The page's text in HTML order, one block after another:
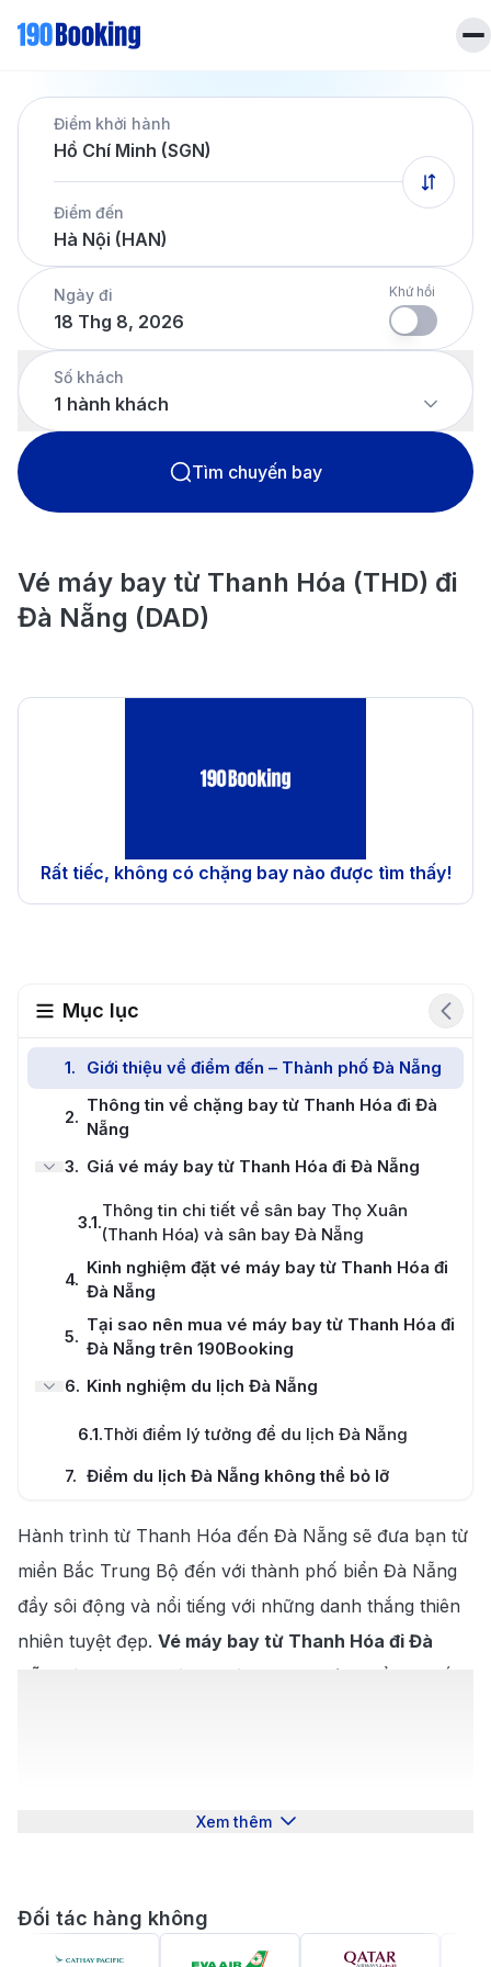
Trang chủ
Vé máy bay
Dịch vụ
Khách sạn
Tin tứcLiên hệ
Hotline
028 7303 6167
Tiếng Việt
Điểm khởi hành
Hồ Chí Minh (SGN)
Điểm đến
Hà Nội (HAN)
Ngày đi
18 Thg 8, 2026
Khứ hồi
Số khách
1 hành khách
Tìm chuyến bay
Vé máy bay từ Thanh Hóa (THD) đi
Đà Nẵng (DAD)
Rất tiếc, không có chặng bay nào được tìm thấy!
Mục lục
1. Giới thiệu về điểm đến – Thành phố Đà Nẵng
2.
Thông tin về chặng bay từ Thanh Hóa đi Đà
Nẵng
3. Giá vé máy bay từ Thanh Hóa đi Đà Nẵng
3.1.
Thông tin chi tiết về sân bay Thọ Xuân
(Thanh Hóa) và sân bay Đà Nẵng
4.
Kinh nghiệm đặt vé máy bay từ Thanh Hóa đi
Đà Nẵng
5.
Tại sao nên mua vé máy bay từ Thanh Hóa đi
Đà Nẵng trên 190Booking
6. Kinh nghiệm du lịch Đà Nẵng
6.1.Thời điểm lý tưởng để du lịch Đà Nẵng
7. Điểm du lịch Đà Nẵng không thể bỏ lỡ
Hành trình từ Thanh Hóa đến Đà Nẵng sẽ đưa bạn từ
miền Bắc Trung Bộ đến với thành phố biển Đà Nẵng
đầy sôi động và nổi tiếng với những danh thắng thiên
nhiên tuyệt đẹp. Vé máy bay từ Thanh Hóa đi Đà
Nẵng
là lựa chọn tiện lợi và nhanh chóng để bạn tiết
chặng này và kinh nghiệm hữu ích để bạn có hành
Đà Nẵng
Xem thêm
Đối tác hàng không